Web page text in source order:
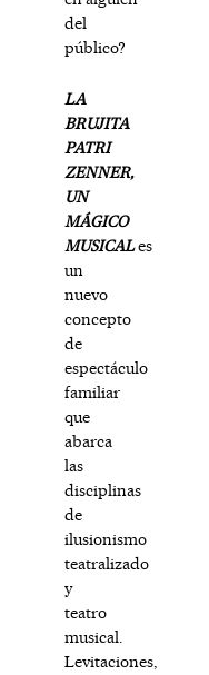
del
público?
LA
BRUJITA
PATRI
ZENNER,
UN
MÁGICO
MUSICALes
un
nuevo
concepto
de
espectáculo
familiar
que
abarca
las
disciplinas
de
ilusionismo
teatralizado
y
teatro
musical.
Levitaciones,